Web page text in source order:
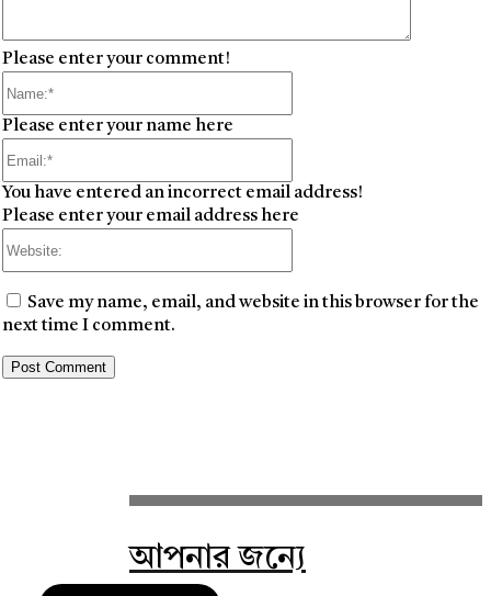
Please enter your comment!
Please enter your name here
You have entered an incorrect email address!
Please enter your email address here
Save my name, email, and website in this browser for the
next time I comment.
আপনার জন্যে